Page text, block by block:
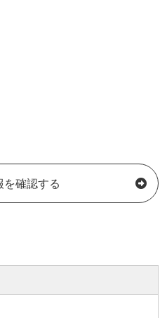
を確認する